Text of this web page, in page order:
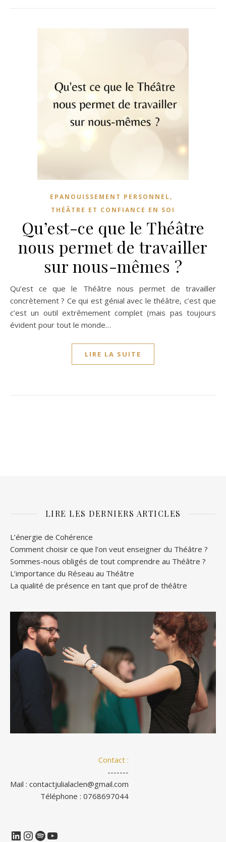
EPANOUISSEMENT PERSONNEL,
THÉÂTRE ET CONFIANCE EN SOI
Qu’est-ce que le Théâtre
nous permet de travailler
sur nous-mêmes ?
Qu’est ce que le Théâtre nous permet de travailler
concrètement ? Ce qui est génial avec le théâtre, c’est que
c’est un outil extrêmement complet (mais pas toujours
évident pour tout le monde…
LIRE LA SUITE
LIRE LES DERNIERS ARTICLES
L’énergie de Cohérence
Comment choisir ce que l’on veut enseigner du Théâtre ?
Sommes-nous obligés de tout comprendre au Théâtre ?
L’importance du Réseau au Théâtre
La qualité de présence en tant que prof de théâtre
Contact :
-------
Mail : contactjulialaclen@gmail.com
Téléphone : 0768697044
LinkedIn
Instagram
Spotify
YouTube